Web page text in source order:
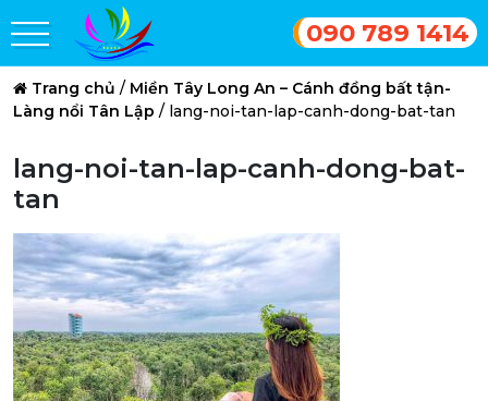
090 789 1414
Trang chủ / Miền Tây Long An – Cánh đồng bất tận-
Làng nổi Tân Lập / lang-noi-tan-lap-canh-dong-bat-tan
lang-noi-tan-lap-canh-dong-bat-
tan